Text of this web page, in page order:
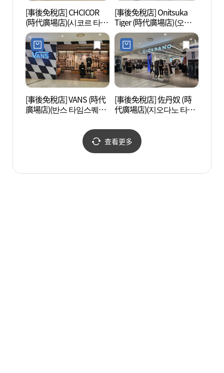
[事後免稅店] CHCICOR
(時代廣場店)(시코르 타임
스퀘어점)
[事後免稅店] Onitsuka
Tiger (時代廣場店)(오니
츠카타이거 타임스퀘어
점)
[事後免稅店] VANS (時代
廣場店)(반스 타임스퀘어
[事後免稅店] 佐丹奴 (時
代廣場店)(지오다노 타임
查看更多